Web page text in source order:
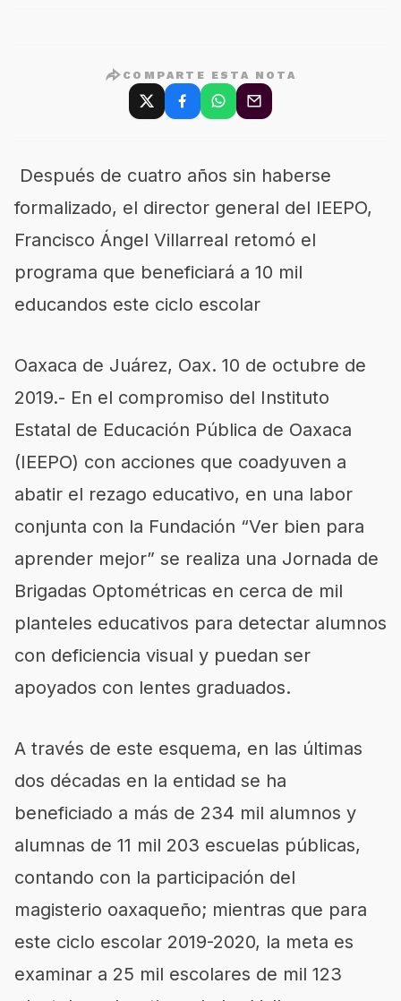
COMPARTE ESTA NOTA
Después de cuatro años sin haberse
formalizado, el director general del IEEPO,
Francisco Ángel Villarreal retomó el
programa que beneficiará a 10 mil
educandos este ciclo escolar
Oaxaca de Juárez, Oax. 10 de octubre de
2019.- En el compromiso del Instituto
Estatal de Educación Pública de Oaxaca
(IEEPO) con acciones que coadyuven a
abatir el rezago educativo, en una labor
conjunta con la Fundación “Ver bien para
aprender mejor” se realiza una Jornada de
Brigadas Optométricas en cerca de mil
planteles educativos para detectar alumnos
con deficiencia visual y puedan ser
apoyados con lentes graduados.
A través de este esquema, en las últimas
dos décadas en la entidad se ha
beneficiado a más de 234 mil alumnos y
alumnas de 11 mil 203 escuelas públicas,
contando con la participación del
magisterio oaxaqueño; mientras que para
este ciclo escolar 2019-2020, la meta es
examinar a 25 mil escolares de mil 123